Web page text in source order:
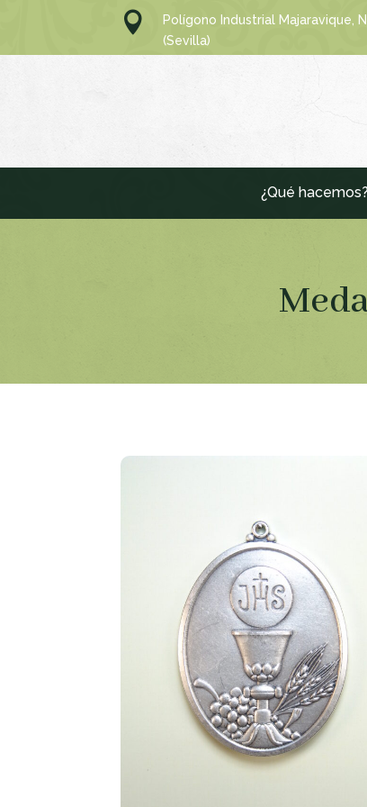

Polígono Industrial Majaravique,
(Sevilla)
¿Qué hacemos?